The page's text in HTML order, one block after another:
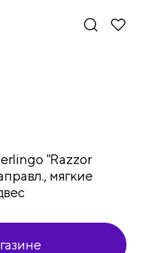
"Razzor
мягкие